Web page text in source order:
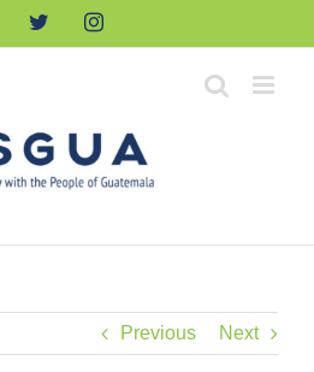
FacebookTwitterInstagram
Previous Next